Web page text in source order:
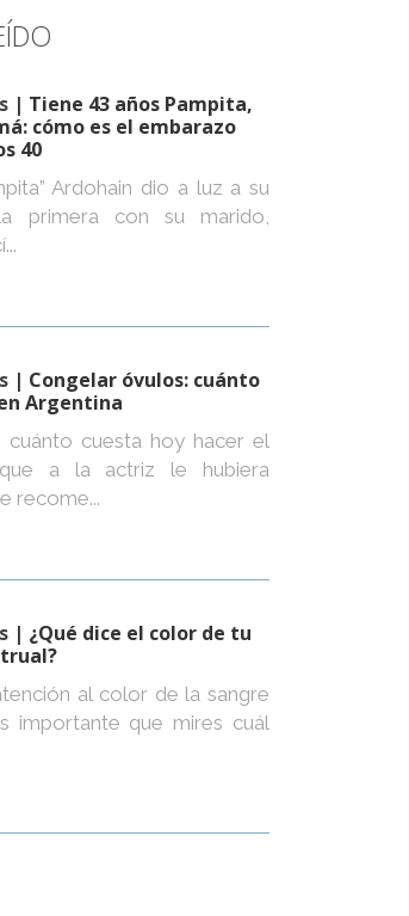
| Tiene 43 años Pampita,
cómo es el embarazo
40
Ardohain dio a luz a su
primera con su marido,
| Congelar óvulos: cuánto
Argentina
cuánto cuesta hoy hacer el
a la actriz le hubiera
recome...
| ¿Qué dice el color de tu
al color de la sangre
importante que mires cuál